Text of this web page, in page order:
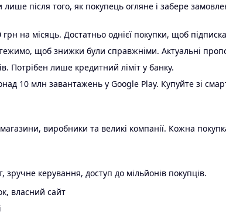
після того, як покупець огляне і забере
на місяць. Достатньо однієї покупки, щоб
щоб знижки були справжніми. Актуальні
Потрібен лише кредитний ліміт у банку.
10 млн завантажень у Google Play. Купуйте зі
виробники та великі компанії. Кожна
керування, доступ до мільйонів покупців.
власний сайт